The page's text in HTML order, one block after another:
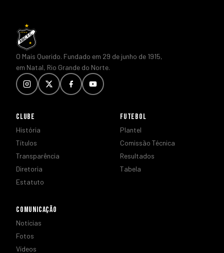
O Mais Querido. Fundado em 29 de junho de 1915,
em Natal, Rio Grande do Norte.
CLUBE
História
Títulos
Transparência
Diretoria
Estatuto
FUTEBOL
Plantel
Comissão Técnica
Resultados
Tabela
COMUNICAÇÃO
Notícias
Fotos
Vídeos